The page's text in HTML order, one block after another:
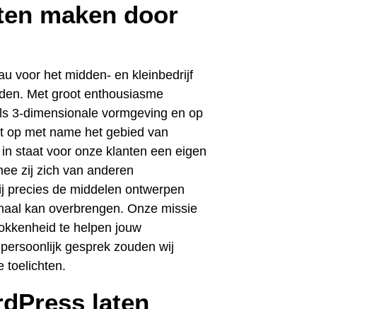
maken door
voor het midden- en kleinbedrijf
Met groot enthousiasme
3-dimensionale vormgeving en op
op met name het gebied van
staat voor onze klanten een eigen
zij zich van anderen
precies de middelen ontwerpen
kan overbrengen. Onze missie
te helpen jouw
gesprek zouden wij
toelichten.
laten